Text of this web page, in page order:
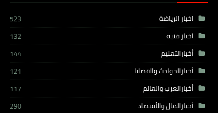
اخبار الرياضة
523
اخبار فنيه
132
أخبارالتعليم
144
أخبارالحوادث والقضايا
121
أخبارالعرب والعالم
117
أخبارالمال والأقتصاد
290